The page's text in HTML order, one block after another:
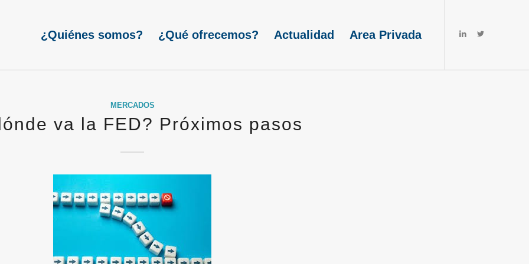
¿Quiénes somos? ¿Qué ofrecemos? Actualidad Area Privada
MERCADOS
va la FED? Próximos pasos